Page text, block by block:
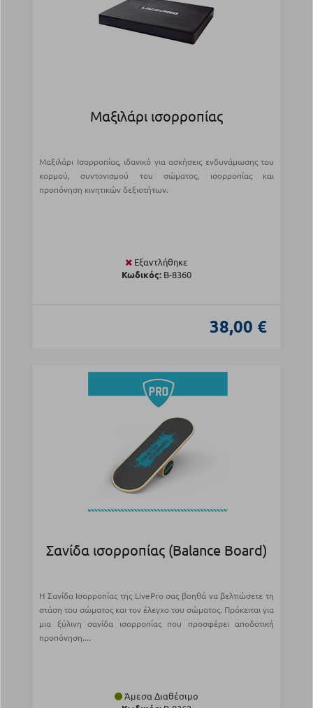
Μαξιλάρι ισορροπίας
Μαξιλάρι Ισορροπίας, ιδανικό για ασκήσεις ενδυνάμωσης του
κορμού, συντονισμού του σώματος, ισορροπίας και
προπόνηση κινητικών δεξιοτήτων.
Εξαντλήθηκε
Κωδικός: Β-8360
38,00 €
Σανίδα ισορροπίας (Balance Board)
Η Σανίδα Ισορροπίας της LivePro σας βοηθά να βελτιώσετε τη
στάση του σώματος και τον έλεγχο του σώματος. Πρόκειται για
μια ξύλινη σανίδα ισορροπίας που προσφέρει αποδοτική
προπόνηση....
Άμεσα Διαθέσιμο